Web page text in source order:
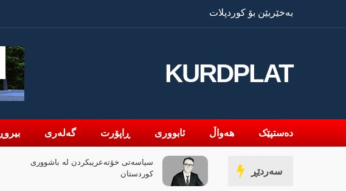
بەخێربێن بۆ کوردپلات
KURDPLAT
دەستپێک هەواڵ ئابووری ڕاپۆرت گەلەری بیروڕا
سەردێڕ
سیاسەتی خۆتەعریبکردن لە باشووری
کوردستان